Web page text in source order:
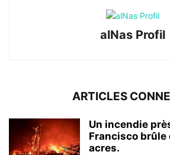
alNas Profil
ARTICLES
Un incendie
Francisco
acres.